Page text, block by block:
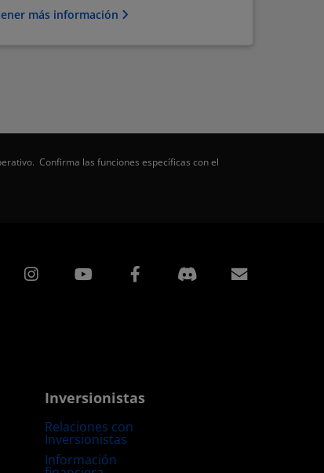
más información
Confirma las funciones específicas con el
Instagram Facebook
Inversionistas
Relaciones con
Inversionistas
Información